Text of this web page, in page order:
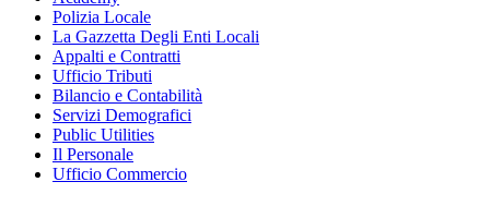
Polizia Locale
La Gazzetta Degli Enti Locali
Appalti e Contratti
Ufficio Tributi
Bilancio e Contabilità
Servizi Demografici
Public Utilities
Il Personale
Ufficio Commercio